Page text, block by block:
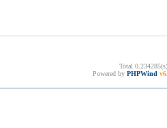
Total
Powered by PHPWind